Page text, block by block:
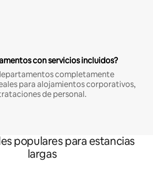
con servicios incluidos?
completamente
para alojamientos corporativos,
de personal.
populares para estancias
largas